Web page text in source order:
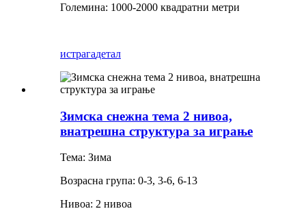
Големина: 1000-2000 квадратни метри
истрагадетал
Зимска снежна тема 2 нивоа,
внатрешна структура за играње
Тема: Зима
Возрасна група: 0-3, 3-6, 6-13
Нивоа: 2 нивоа